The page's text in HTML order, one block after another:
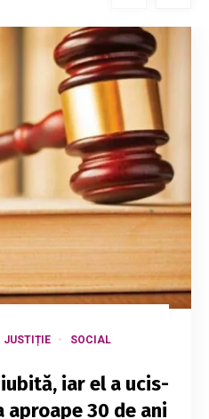
JUSTIȚIE SOCIAL
iar el a ucis-
aproape 30 de ani